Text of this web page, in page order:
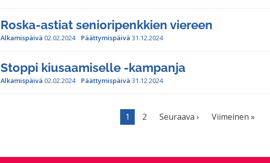
Roska-astiat senioripenkkien viereen
Alkamispäivä 02.02.2024 Päättymispäivä 31.12.2024
Stoppi kiusaamiselle -kampanja
Alkamispäivä 02.02.2024 Päättymispäivä 31.12.2024
1 2 Seuraava › Viimeinen »